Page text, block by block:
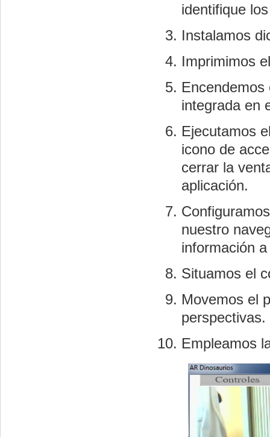
identifique
Instalamos
Imprimimos
integrada en
Ejecutamos
icono de
cerrar la
aplicación.
nuestro
información
Situamos el
Movemos el
perspectivas.
Empleamos